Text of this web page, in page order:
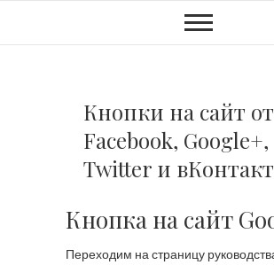
Кнопки на сайт от
Facebook, Google+,
Twitter и
Кнопка на сайт
Переходим на страницу